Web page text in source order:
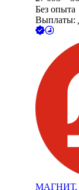
Без опыта
Выплаты:
МАГНИТ,